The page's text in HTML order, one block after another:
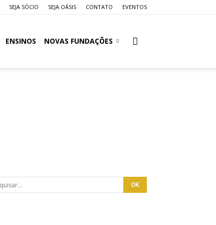
SEJA SÓCIO SEJA OÁSIS CONTATO EVENTOS
ENSINOS NOVAS FUNDAÇÕES